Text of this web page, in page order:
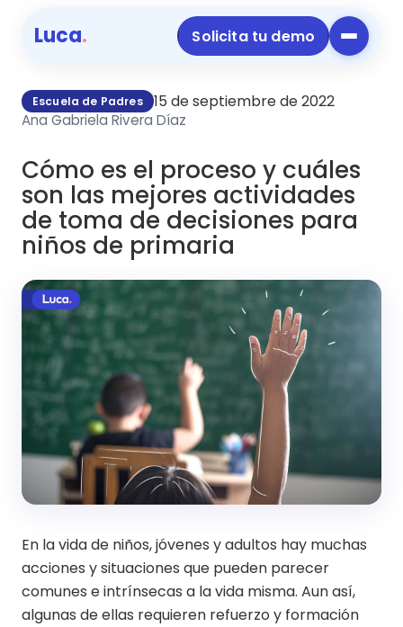
Luca. Solicita tu demo
Escuela de Padres 15 de septiembre de 2022
Ana Gabriela Rivera Díaz
Cómo es el proceso y cuáles
son las mejores actividades
de toma de decisiones para
niños de primaria
En la vida de niños, jóvenes y adultos hay muchas
acciones y situaciones que pueden parecer
comunes e intrínsecas a la vida misma. Aun así,
algunas de ellas requieren refuerzo y formación